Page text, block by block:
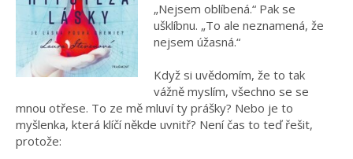
„Nejsem oblíbená.“ Pak se
ušklíbnu. „To ale neznamená, že
nejsem úžasná.“
Když si uvědomím, že to tak
vážně myslím, všechno se se
mnou otřese. To ze mě mluví ty prášky? Nebo je to
myšlenka, která klíčí někde uvnitř? Není čas to teď řešit,
protože: